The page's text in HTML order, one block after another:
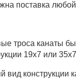
поставка любой
троса канаты
19х7 или
вид конструкции